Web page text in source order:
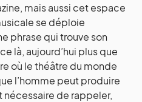
mais aussi cet espace
se déploie
phrase qui trouve son
là, aujourd’hui plus que
où le théâtre du monde
l’homme peut produire
de rappeler,